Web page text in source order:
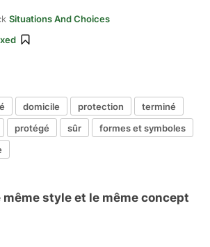
Situations And Choices
domicile protection
terminé
protégé sûr
formes et symboles
même style et le même concept